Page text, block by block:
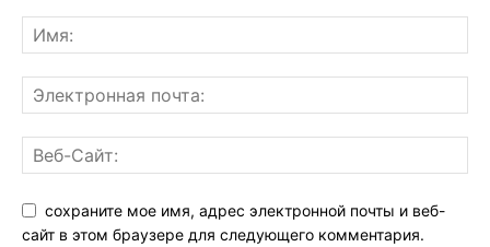
сохраните мое имя, адрес электронной почты и веб-
сайт в этом браузере для следующего комментария.